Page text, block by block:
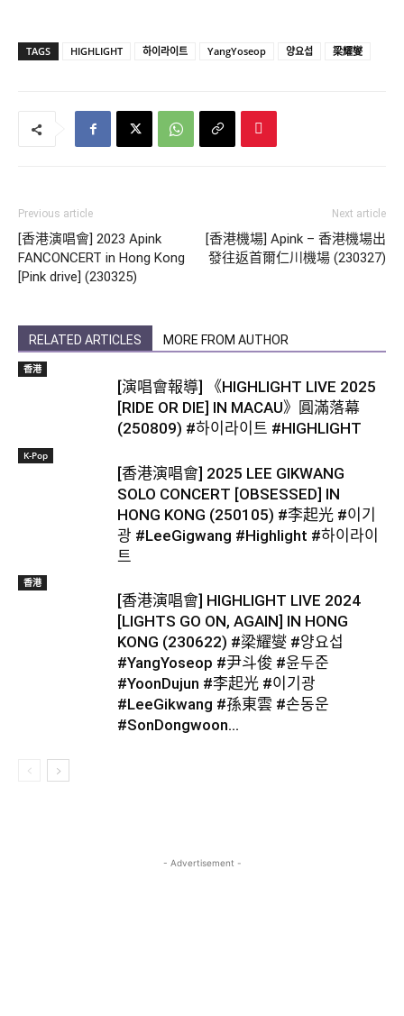
TAGS HIGHLIGHT 하이라이트 YangYoseop 양요섭 梁耀燮
Previous article
[香港演唱會] 2023 Apink
FANCONCERT in Hong Kong
[Pink drive] (230325)
Next article
[香港機場] Apink – 香港機場出
發往返首爾仁川機場 (230327)
RELATED ARTICLES MORE FROM AUTHOR
香港
[演唱會報導] 《HIGHLIGHT LIVE 2025
[RIDE OR DIE] IN MACAU》圓滿落幕
(250809) #하이라이트 #HIGHLIGHT
K-Pop
[香港演唱會] 2025 LEE GIKWANG
SOLO CONCERT [OBSESSED] IN
HONG KONG (250105) #李起光 #이기
광 #LeeGigwang #Highlight #하이라이
트
香港
[香港演唱會] HIGHLIGHT LIVE 2024
[LIGHTS GO ON, AGAIN] IN HONG
KONG (230622) #梁耀燮 #양요섭
#YangYoseop #尹斗俊 #윤두준
#YoonDujun #李起光 #이기광
#LeeGikwang #孫東雲 #손동운
#SonDongwoon...
- Advertisement -